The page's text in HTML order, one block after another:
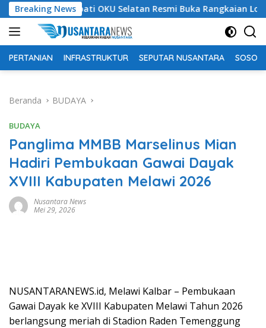
Langsung
ke
konten
Breaking News
Bupati OKU Selatan Resmi Buka Rangkaian Lomba
PERTANIAN INFRASTRUKTUR SEPUTAR NUSANTARA SOSOK
Beranda BUDAYA
BUDAYA
Panglima MMBB Marselinus Mian
Hadiri Pembukaan Gawai Dayak
XVIII Kabupaten Melawi 2026
Nusantara News
Mei 29, 2026
NUSANTARANEWS.id, Melawi Kalbar – Pembukaan
Gawai Dayak ke XVIII Kabupaten Melawi Tahun 2026
berlangsung meriah di Stadion Raden Temenggung